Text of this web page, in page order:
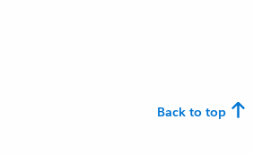
Back to top